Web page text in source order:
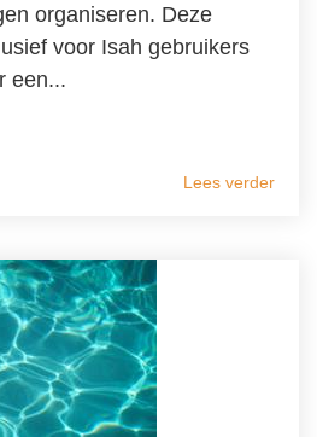
organiseren. Deze
voor Isah gebruikers
een...
Lees verder